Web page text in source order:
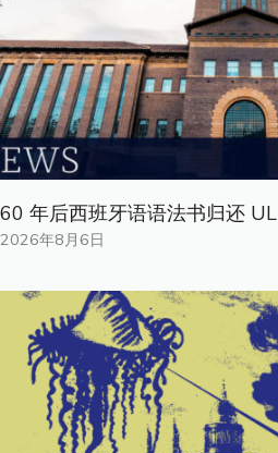
60 年后西班牙语语法书归还 UL
2026年8月6日